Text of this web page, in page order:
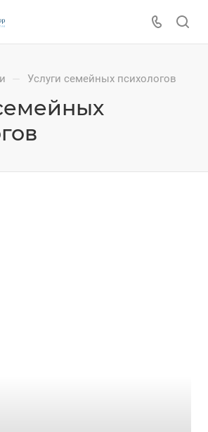
— Услуги семейных психологов